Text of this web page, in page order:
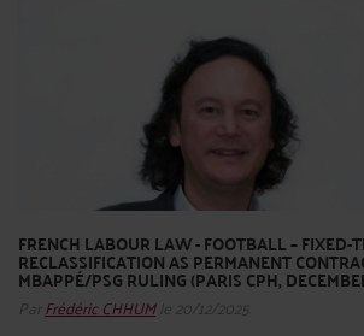
FRENCH LABOUR LAW - FOOTBALL – FIXED-
RECLASSIFICATION AS PERMANENT
MBAPPÉ/PSG RULING (PARIS CPH,
Par Frédéric CHHUMle 20/12/2025